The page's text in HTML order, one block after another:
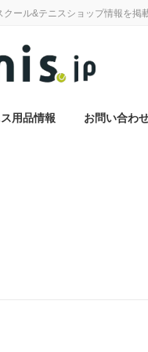
ール&テニスショップ情報を掲
用品情報 お問い合わ